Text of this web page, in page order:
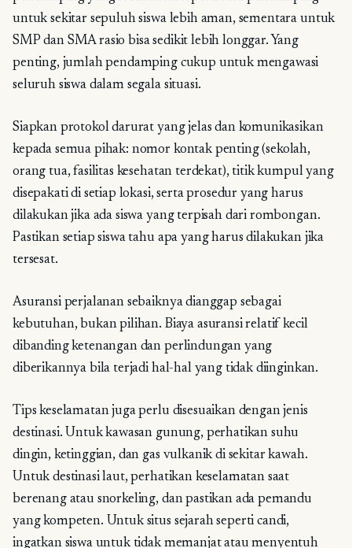
untuk sekitar sepuluh siswa lebih aman, sementara untuk
SMP dan SMA rasio bisa sedikit lebih longgar. Yang
penting, jumlah pendamping cukup untuk mengawasi
seluruh siswa dalam segala situasi.
Siapkan protokol darurat yang jelas dan komunikasikan
kepada semua pihak: nomor kontak penting (sekolah,
orang tua, fasilitas kesehatan terdekat), titik kumpul yang
disepakati di setiap lokasi, serta prosedur yang harus
dilakukan jika ada siswa yang terpisah dari rombongan.
Pastikan setiap siswa tahu apa yang harus dilakukan jika
tersesat.
Asuransi perjalanan sebaiknya dianggap sebagai
kebutuhan, bukan pilihan. Biaya asuransi relatif kecil
dibanding ketenangan dan perlindungan yang
diberikannya bila terjadi hal-hal yang tidak diinginkan.
Tips keselamatan juga perlu disesuaikan dengan jenis
destinasi. Untuk kawasan gunung, perhatikan suhu
dingin, ketinggian, dan gas vulkanik di sekitar kawah.
Untuk destinasi laut, perhatikan keselamatan saat
berenang atau snorkeling, dan pastikan ada pemandu
yang kompeten. Untuk situs sejarah seperti candi,
ingatkan siswa untuk tidak memanjat atau menyentuh